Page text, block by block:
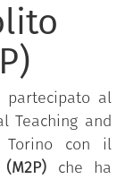
al
Teaching and
Torino con il
che ha